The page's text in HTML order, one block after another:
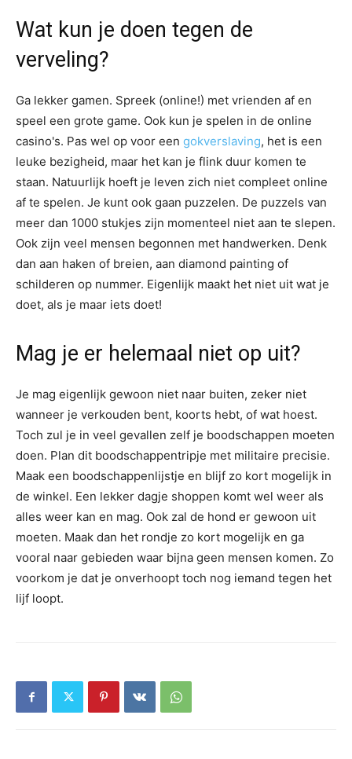
Wat kun je doen tegen de
verveling?
Ga lekker gamen. Spreek (online!) met vrienden af en
speel een grote game. Ook kun je spelen in de online
casino's. Pas wel op voor een gokverslaving, het is een
leuke bezigheid, maar het kan je flink duur komen te
staan. Natuurlijk hoeft je leven zich niet compleet online
af te spelen. Je kunt ook gaan puzzelen. De puzzels van
meer dan 1000 stukjes zijn momenteel niet aan te slepen.
Ook zijn veel mensen begonnen met handwerken. Denk
dan aan haken of breien, aan diamond painting of
schilderen op nummer. Eigenlijk maakt het niet uit wat je
doet, als je maar iets doet!
Mag je er helemaal niet op uit?
Je mag eigenlijk gewoon niet naar buiten, zeker niet
wanneer je verkouden bent, koorts hebt, of wat hoest.
Toch zul je in veel gevallen zelf je boodschappen moeten
doen. Plan dit boodschappentripje met militaire precisie.
Maak een boodschappenlijstje en blijf zo kort mogelijk in
de winkel. Een lekker dagje shoppen komt wel weer als
alles weer kan en mag. Ook zal de hond er gewoon uit
moeten. Maak dan het rondje zo kort mogelijk en ga
vooral naar gebieden waar bijna geen mensen komen. Zo
voorkom je dat je onverhoopt toch nog iemand tegen het
lijf loopt.